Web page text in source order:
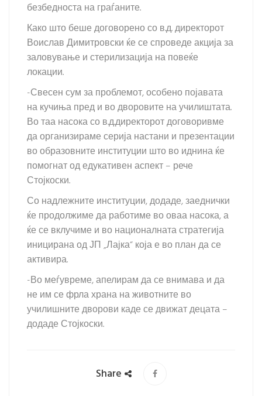
безбедноста на граѓаните.
Како што беше договорено со в.д. директорот
Воислав Димитровски ќе се спроведе акција за
заловување и стерилизација на повеќе
локации.
-Свесен сум за проблемот, особено појавата
на кучиња пред и во дворовите на училиштата.
Во таа насока со в.д.директорот договоривме
да организираме серија настани и презентации
во образовните институции што во иднина ќе
помогнат од едукативен аспект – рече
Стојкоски.
Со надлежните институции, додаде, заеднички
ќе продолжиме да работиме во оваа насока, а
ќе се вклучиме и во националната стратегија
иницирана од ЈП „Лајка“ која е во план да се
активира.
-Во меѓувреме, апелирам да се внимава и да
не им се фрла храна на животните во
училишните дворови каде се движат децата –
додаде Стојкоски.
Share